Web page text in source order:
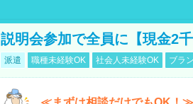
説明会参加で全員に【現金2
派遣 職種未経験OK 社会人未経験OK ブラ